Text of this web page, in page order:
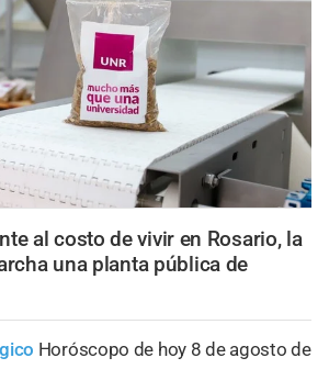
al costo de vivir en Rosario, la
una planta pública de
Horóscopo de hoy 8 de agosto de